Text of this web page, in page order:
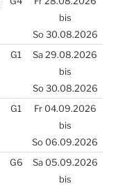
bis
So 30.08.2026
G1
Sa 29.08.2026
bis
So 30.08.2026
G1
Fr 04.09.2026
bis
So 06.09.2026
G6
Sa 05.09.2026
bis